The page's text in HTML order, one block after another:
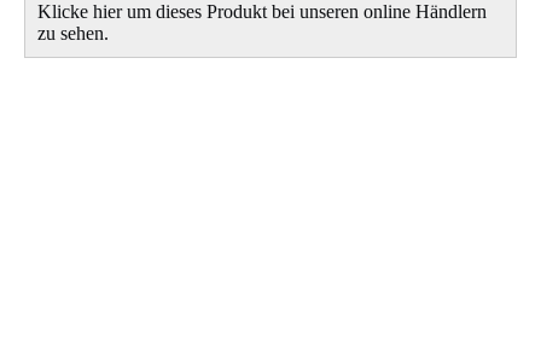
Klicke hier um dieses Produkt bei unseren online Händlern
zu sehen.